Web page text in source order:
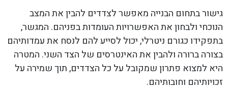
גישור בתחום הבנייה מאפשר לצדדים להבין את המצב
הנוכחי ולבחון את האפשרויות העומדות בפניהם. המגשר,
בתפקידו כגורם ניטרלי, יכול לסייע להם לנסח את עמדותיהם
בצורה ברורה ולהבין את האינטרסים של הצד השני. המטרה
היא למצוא פתרון שמקובל על כל הצדדים, תוך שמירה על
זכויותיהם וחובותיהם.